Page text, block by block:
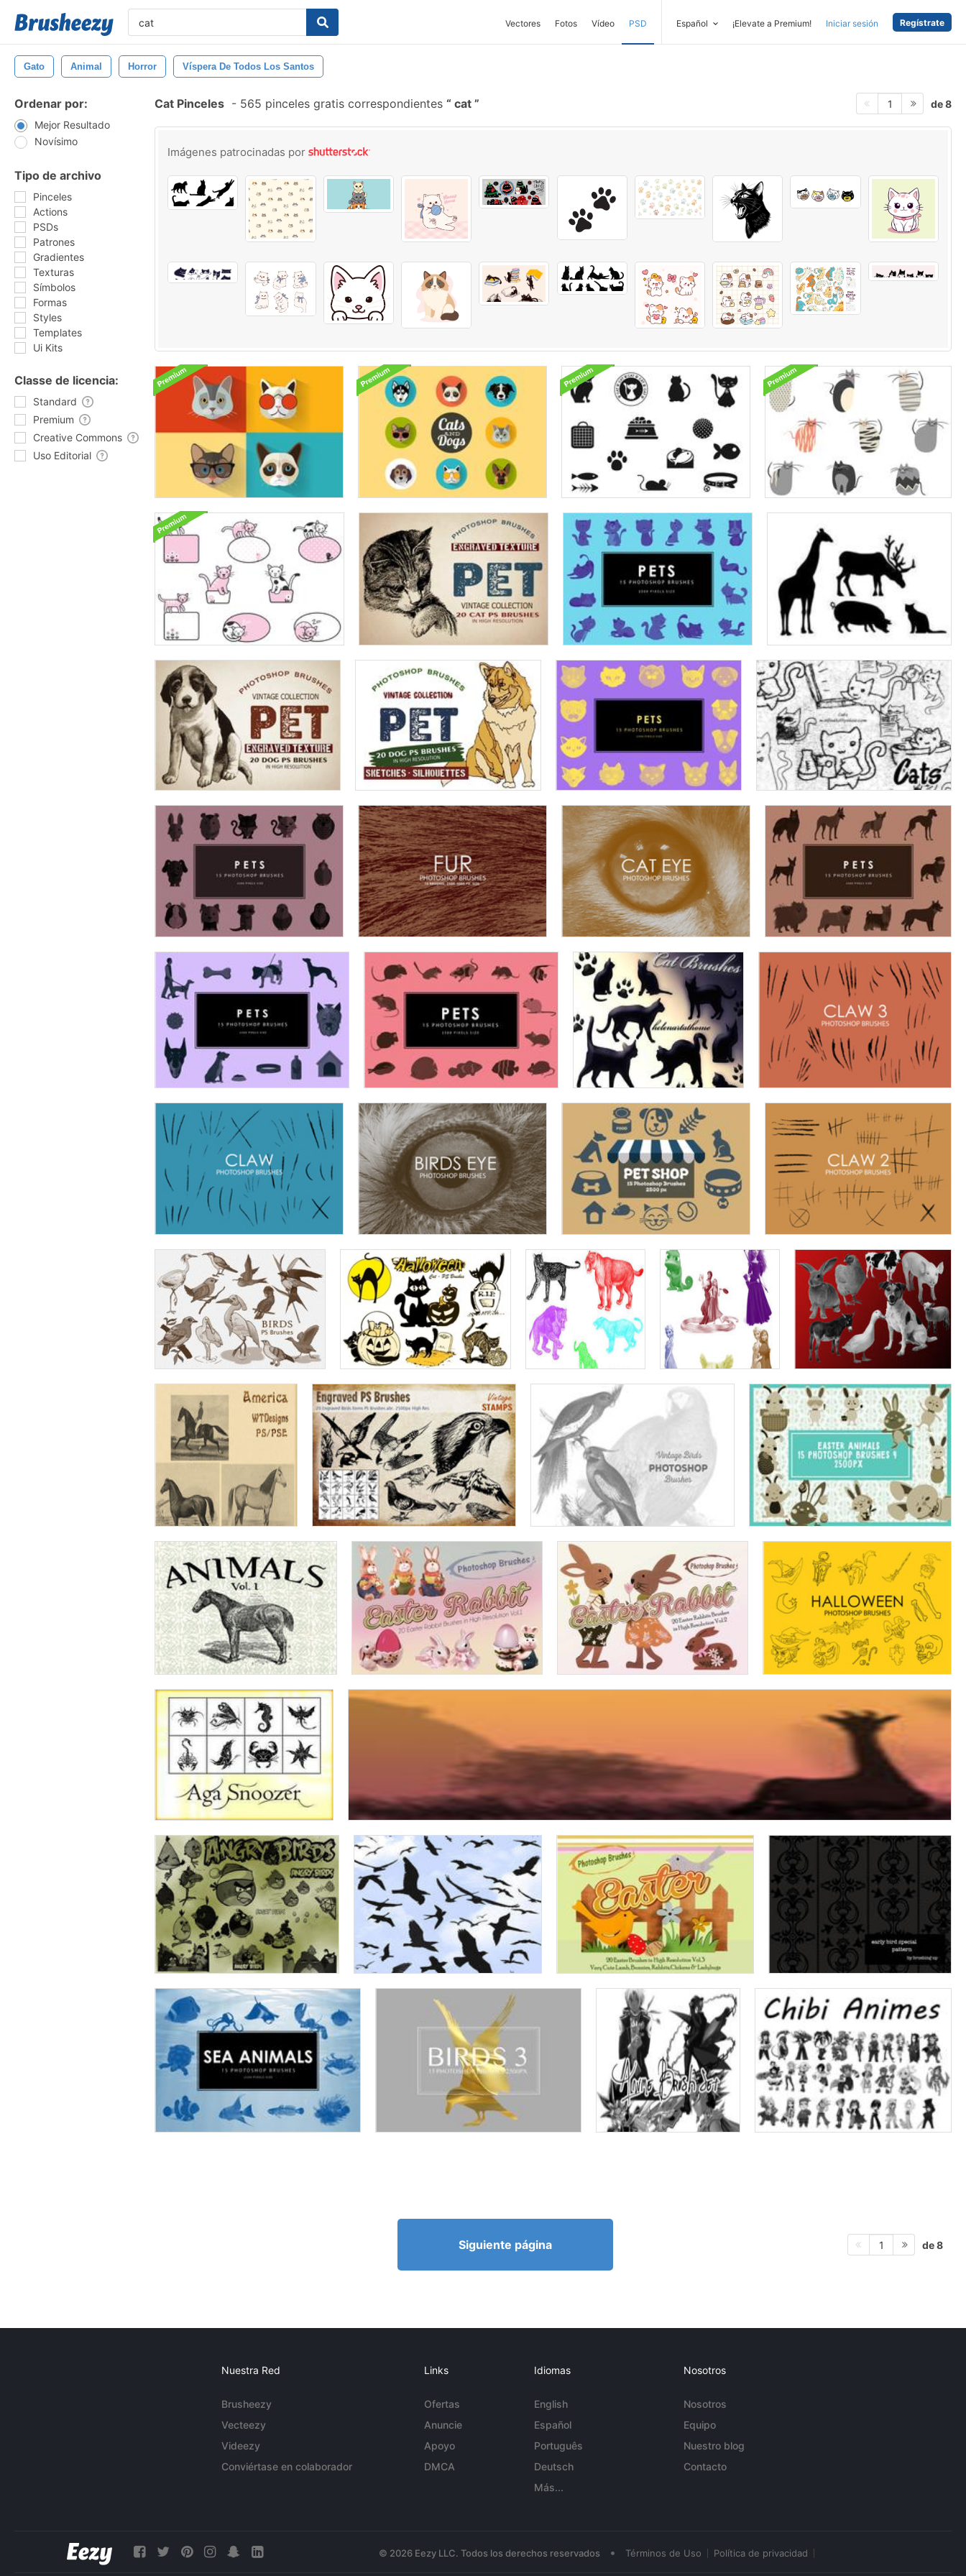
Vectores Fotos Vídeo PSD Español ¡Elevate a Premium! Iniciar sesión Regístrate
Gato Animal Horror Víspera De Todos Los Santos
Ordenar por:
Mejor Resultado
Novísimo
Tipo de archivo
Pinceles
Actions
PSDs
Patrones
Gradientes
Texturas
Símbolos
Formas
Styles
Templates
Ui Kits
Classe de licencia:
Standard
Premium
Creative Commons
Uso Editorial
Cat Pinceles - 565 pinceles gratis correspondientes cat 1 de 8
Imágenes patrocinadas por
Siguiente página 1 de 8
Nuestra Red
Brusheezy
Vecteezy
Videezy
Conviértase en colaborador
Links
Ofertas
Anuncie
Apoyo
DMCA
Idiomas
English
Español
Português
Deutsch
Más...
Nosotros
Nosotros
Equipo
Nuestro blog
Contacto
© 2026 Eezy LLC. Todos los derechos reservados • Términos de Uso Política de privacidad